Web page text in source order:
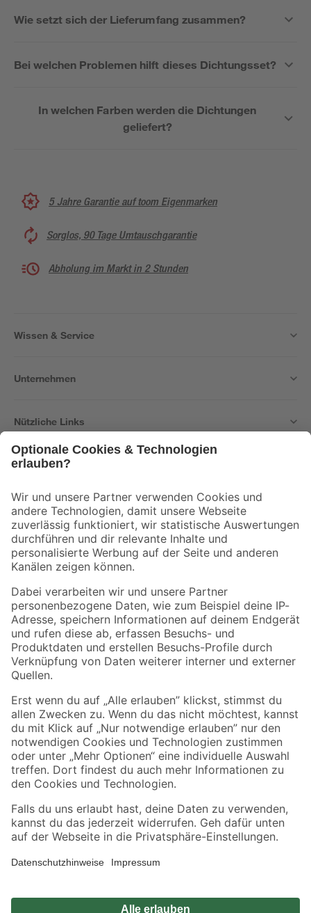
Wie setzt sich der Lieferumfang zusammen?
Bei welchen Problemen hilft dieses Dichtungsset?
In welchen Farben werden die Dichtungen
geliefert?
5 Jahre Garantie auf toom Eigenmarken
Sorglos, 90 Tage Umtauschgarantie
Abholung im Markt in 2 Stunden
Wissen & Service
Unternehmen
Nützliche Links
Der toom Newsletter: Keine Angebote und Aktionen mehr verpassen!
Zur Newsletter Anmeldung
Folge uns
Zahlungsarten Versandarten
Sicher einkaufen
Jetzt die toom-App herunterladen
Alle Preisangaben in EUR inkl. gesetzl. MwSt.. Die dargestellten Angebote sind unter
Umständen nicht in allen Märkten verfügbar. Die angegebenen Verfügbarkeiten beziehen
Produkte nur solange der Vorrat reicht.
*Paketversand ab 59 € versandkostenfrei, gilt nicht für Artikel mit Speditionsversand, hier
Privatsphäre Impressum